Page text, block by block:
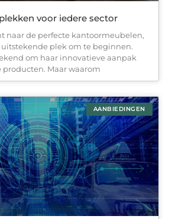
voor iedere sector
naar de perfecte kantoormeubelen,
uitstekende plek om te beginnen.
om haar innovatieve aanpak
Maar waarom
AANBIEDINGEN